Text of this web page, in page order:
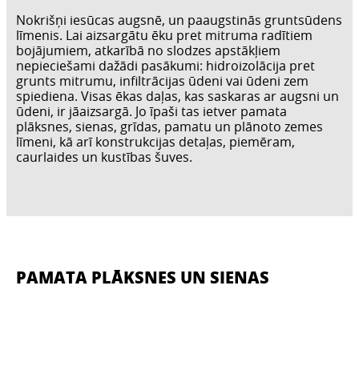
Nokrišņi iesūcas augsnē, un paaugstinās gruntsūdens
līmenis. Lai aizsargātu ēku pret mitruma radītiem
bojājumiem, atkarībā no slodzes apstākļiem
nepieciešami dažādi pasākumi: hidroizolācija pret
grunts mitrumu, infiltrācijas ūdeni vai ūdeni zem
spiediena. Visas ēkas daļas, kas saskaras ar augsni un
ūdeni, ir jāaizsargā. Jo īpaši tas ietver pamata
plāksnes, sienas, grīdas, pamatu un plānoto zemes
līmeni, kā arī konstrukcijas detaļas, piemēram,
caurlaides un kustības šuves.
PAMATA PLĀKSNES UN SIENAS